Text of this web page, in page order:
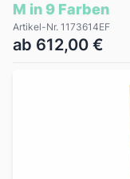
M in 9 Farben
Artikel-Nr. 1173614EF
ab 612,00 €